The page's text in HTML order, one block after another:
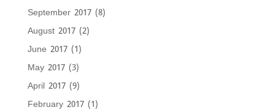
September 2017(8)
August 2017(2)
June 2017(1)
May 2017(3)
April 2017(9)
February 2017(1)